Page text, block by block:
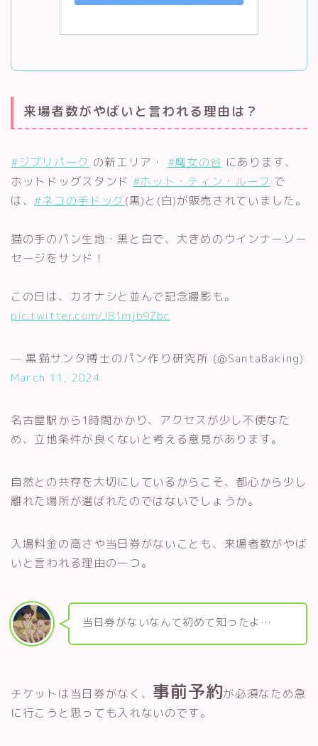
来場者数がやばいと言われる理由は？
#ジブリパーク の新エリア・ #魔女の谷 にあります、
ホットドッグスタンド #ホット・ティン・ルーフ で
は、 #ネコの手ドッグ(黒)と(白)が販売されていました。
猫の手のパン生地・黒と白で、大きめのウインナーソー
セージをサンド！
この日は、カオナシと並んで記念撮影も。
pic.twitter.com/J81mjb9Zbc
— 黒猫サンタ博士のパン作り研究所 (@SantaBaking)
March 11, 2024
名古屋駅から1時間かかり、アクセスが少し不便なた
め、立地条件が良くないと考える意見があります。
自然との共存を大切にしているからこそ、都心から少し
離れた場所が選ばれたのではないでしょうか。
入場料金の高さや当日券がないことも、来場者数がやば
いと言われる理由の一つ。
当日券がないなんて初めて知ったよ…
チケットは当日券がなく、 事前予約が必須なため急
に行こうと思っても入れないのです。